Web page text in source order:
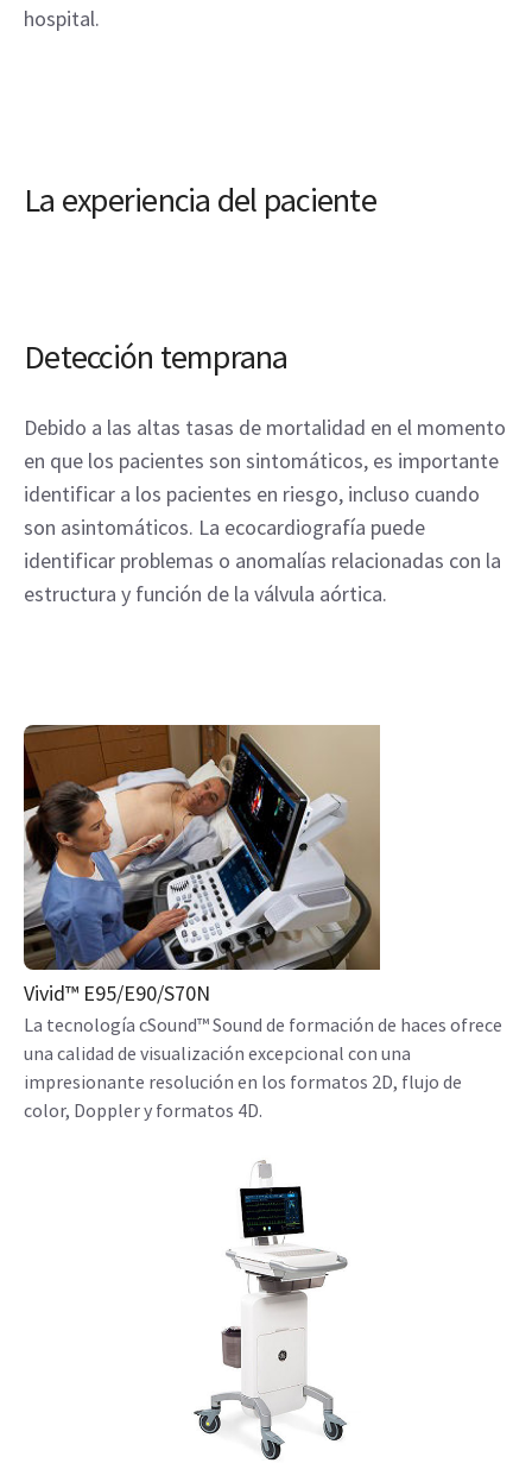
hospital.
La experiencia del paciente
Detección temprana
Debido a las altas tasas de mortalidad en el momento
en que los pacientes son sintomáticos, es importante
identificar a los pacientes en riesgo, incluso cuando
son asintomáticos. La ecocardiografía puede
identificar problemas o anomalías relacionadas con la
estructura y función de la válvula aórtica.
Vivid™ E95/E90/S70N
La tecnología cSound™ Sound de formación de haces ofrece
una calidad de visualización excepcional con una
impresionante resolución en los formatos 2D, flujo de
color, Doppler y formatos 4D.